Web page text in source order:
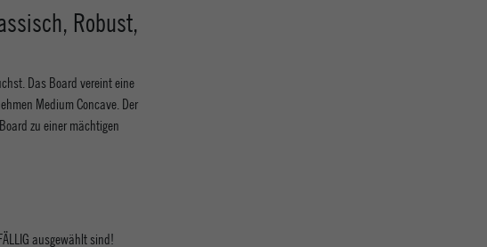
Robust,
Das Board vereint eine
Medium Concave. Der
zu einer mächtigen
ausgewählt sind!